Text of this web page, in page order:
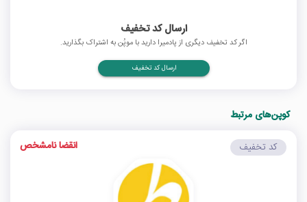
ارسال کد تخفیف
اگر کد تخفیف دیگری از پادمیرا دارید با موپُن به اشتراک بگذارید.
ارسال کد تخفیف
کوپن‌های مرتبط
کد تخفیف انقضا نامشخص